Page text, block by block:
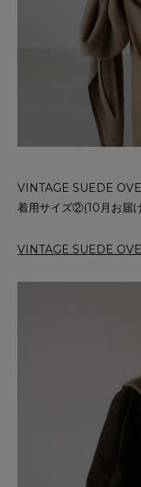
VINTAGE SUEDE
着用サイズ②(10月お届
VINTAGE SUEDE